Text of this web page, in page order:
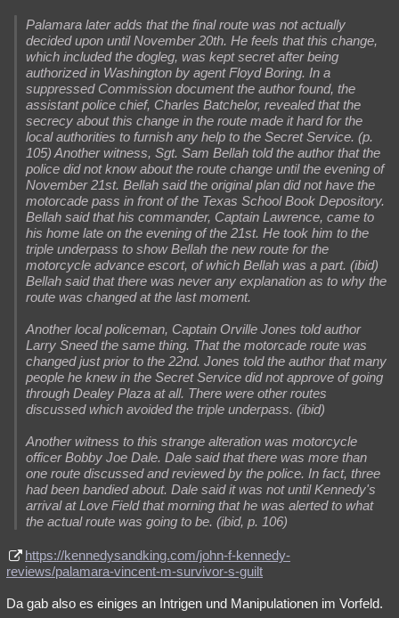
Palamara later adds that the final route was not actually
decided upon until November 20th. He feels that this change,
which included the dogleg, was kept secret after being
authorized in Washington by agent Floyd Boring. In a
suppressed Commission document the author found, the
assistant police chief, Charles Batchelor, revealed that the
secrecy about this change in the route made it hard for the
local authorities to furnish any help to the Secret Service. (p.
105) Another witness, Sgt. Sam Bellah told the author that the
police did not know about the route change until the evening of
November 21st. Bellah said the original plan did not have the
motorcade pass in front of the Texas School Book Depository.
Bellah said that his commander, Captain Lawrence, came to
his home late on the evening of the 21st. He took him to the
triple underpass to show Bellah the new route for the
motorcycle advance escort, of which Bellah was a part. (ibid)
Bellah said that there was never any explanation as to why the
route was changed at the last moment.
Another local policeman, Captain Orville Jones told author
Larry Sneed the same thing. That the motorcade route was
changed just prior to the 22nd. Jones told the author that many
people he knew in the Secret Service did not approve of going
through Dealey Plaza at all. There were other routes
discussed which avoided the triple underpass. (ibid)
Another witness to this strange alteration was motorcycle
officer Bobby Joe Dale. Dale said that there was more than
one route discussed and reviewed by the police. In fact, three
had been bandied about. Dale said it was not until Kennedy's
arrival at Love Field that morning that he was alerted to what
the actual route was going to be. (ibid, p. 106)
https://kennedysandking.com/john-f-kennedy-
reviews/palamara-vincent-m-survivor-s-guilt
Da gab also es einiges an Intrigen und Manipulationen im Vorfeld.